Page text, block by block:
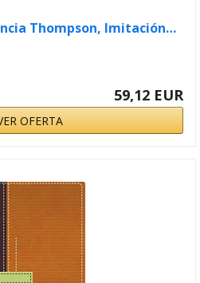
Thompson, Imitación…
59,12 EUR
OFERTA